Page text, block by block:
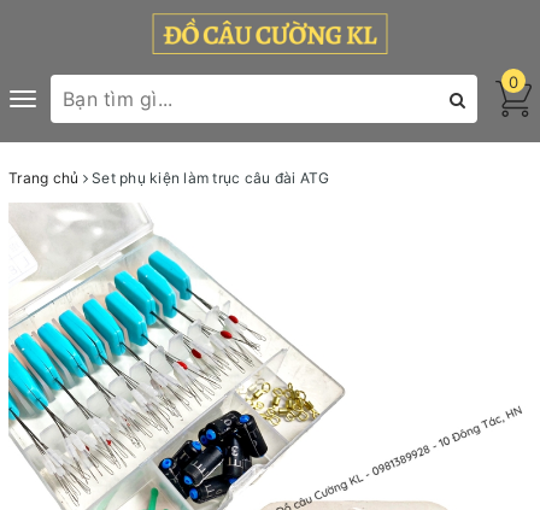
Toggle
navigation
0
Trang chủ Set phụ kiện làm trục câu đài ATG